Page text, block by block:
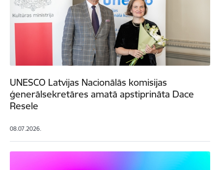
UNESCO Latvijas Nacionālās komisijas
ģenerālsekretāres amatā apstiprināta Dace
Resele
08.07.2026.